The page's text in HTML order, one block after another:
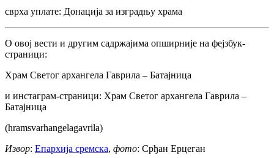
сврха уплате: Донација за изградњу храма
О овој вести и другим садржајима опширније на фејзбук-
страници:
Храм Светог архангела Гаврила – Батајница
и инстаграм-страници: Храм Светог архангела Гаврила –
Батајница
(hramsvarhangelagavrila)
Извор: Епархија сремска, фото: Срђан Ерцеган